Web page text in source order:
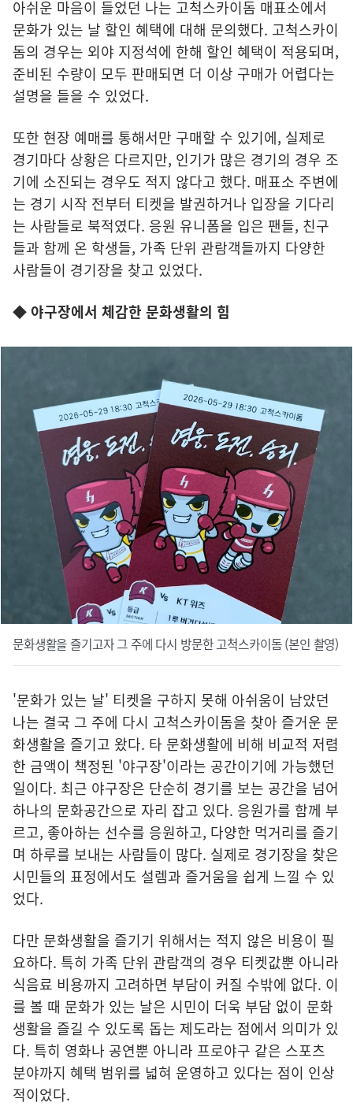
아쉬운 마음이 들었던 나는 고척스카이돔 매표소에서
문화가 있는 날 할인 혜택에 대해 문의했다. 고척스카이
돔의 경우는 외야 지정석에 한해 할인 혜택이 적용되며,
준비된 수량이 모두 판매되면 더 이상 구매가 어렵다는
설명을 들을 수 있었다.
또한 현장 예매를 통해서만 구매할 수 있기에, 실제로
경기마다 상황은 다르지만, 인기가 많은 경기의 경우 조
기에 소진되는 경우도 적지 않다고 했다. 매표소 주변에
는 경기 시작 전부터 티켓을 발권하거나 입장을 기다리
는 사람들로 북적였다. 응원 유니폼을 입은 팬들, 친구
들과 함께 온 학생들, 가족 단위 관람객들까지 다양한
사람들이 경기장을 찾고 있었다.
◆ 야구장에서 체감한 문화생활의 힘
문화생활을 즐기고자 그 주에 다시 방문한 고척스카이돔 (본인 촬영)
'문화가 있는 날' 티켓을 구하지 못해 아쉬움이 남았던
나는 결국 그 주에 다시 고척스카이돔을 찾아 즐거운 문
화생활을 즐기고 왔다. 타 문화생활에 비해 비교적 저렴
한 금액이 책정된 '야구장'이라는 공간이기에 가능했던
일이다. 최근 야구장은 단순히 경기를 보는 공간을 넘어
하나의 문화공간으로 자리 잡고 있다. 응원가를 함께 부
르고, 좋아하는 선수를 응원하고, 다양한 먹거리를 즐기
며 하루를 보내는 사람들이 많다. 실제로 경기장을 찾은
시민들의 표정에서도 설렘과 즐거움을 쉽게 느낄 수 있
었다.
다만 문화생활을 즐기기 위해서는 적지 않은 비용이 필
요하다. 특히 가족 단위 관람객의 경우 티켓값뿐 아니라
식음료 비용까지 고려하면 부담이 커질 수밖에 없다. 이
를 볼 때 문화가 있는 날은 시민이 더욱 부담 없이 문화
생활을 즐길 수 있도록 돕는 제도라는 점에서 의미가 있
다. 특히 영화나 공연뿐 아니라 프로야구 같은 스포츠
분야까지 혜택 범위를 넓혀 운영하고 있다는 점이 인상
적이었다.